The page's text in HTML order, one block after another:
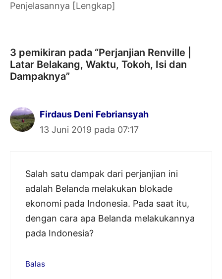
Penjelasannya [Lengkap]
3 pemikiran pada “Perjanjian Renville |
Latar Belakang, Waktu, Tokoh, Isi dan
Dampaknya”
Firdaus Deni Febriansyah
13 Juni 2019 pada 07:17
Salah satu dampak dari perjanjian ini
adalah Belanda melakukan blokade
ekonomi pada Indonesia. Pada saat itu,
dengan cara apa Belanda melakukannya
pada Indonesia?
Balas